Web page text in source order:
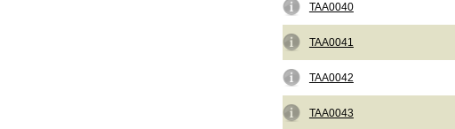
TAA0040
TAA0041
TAA0042
TAA0043